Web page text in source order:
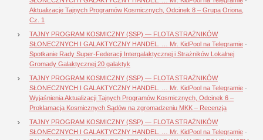
Aktualizacje Tajnych Programów Kosmicznych, Odcinek 8 – Grupa Oriona,
Cz. 1
TAJNY PROGRAM KOSMICZNY (SSP) — FLOTA STRAŻNIKÓW
SŁONECZNYCH I GALAKTYCZNY HANDEL. … Mr. KidPool na Telegramie -
Spotkanie Rady Super-Federacji Intergalaktycznej i Strażników Lokalnej
Gromady Galaktycznej 20 galaktyk
TAJNY PROGRAM KOSMICZNY (SSP) — FLOTA STRAŻNIKÓW
SŁONECZNYCH I GALAKTYCZNY HANDEL. … Mr. KidPool na Telegramie -
Wyjaśnienia Aktualizacji Tajnych Programów Kosmicznych, Odcinek 6 –
Proklamacja Kosmicznych Sądów na zgromadzeniu MKK – Recenzja
TAJNY PROGRAM KOSMICZNY (SSP) — FLOTA STRAŻNIKÓW
SŁONECZNYCH I GALAKTYCZNY HANDEL. … Mr. KidPool na Telegramie -